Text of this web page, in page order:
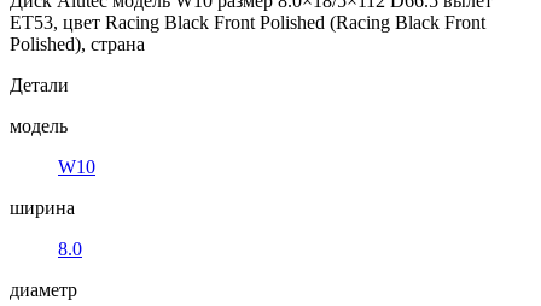
ET53, цвет Racing Black Front Polished (Racing Black Front
Polished), страна
Детали
модель
W10
ширина
8.0
диаметр